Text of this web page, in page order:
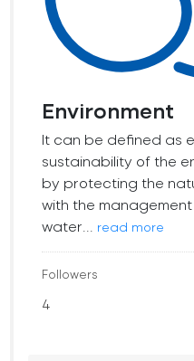
Environment
It can be defined as
sustainability of the
by protecting the
with the
water...
read more
Followers
4